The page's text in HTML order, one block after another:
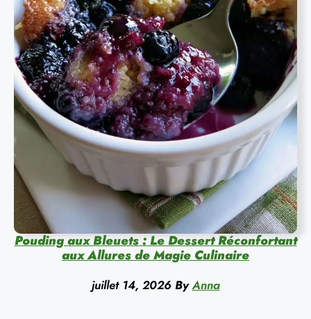
Pouding aux Bleuets : Le Dessert Réconfortant
aux Allures de Magie Culinaire
juillet 14, 2026 By Anna